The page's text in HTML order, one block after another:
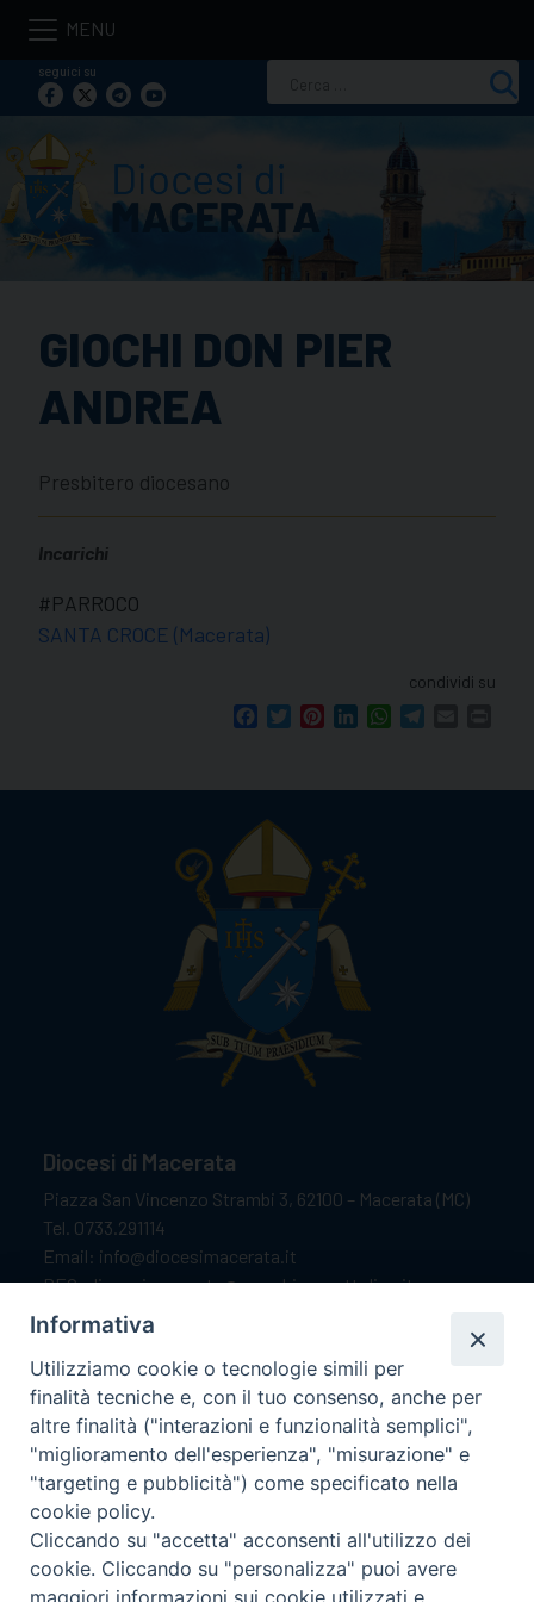
Skip
contentseguici su
per:
GIOCHI DON PIER
ANDREA
Presbitero diocesano
Incarichi
#PARROCO
SANTA CROCE (Macerata)
condividi su
FacebookTwitterPinterestLinkedInWhatsApp
Diocesi di Macerata
Piazza San Vincenzo Strambi 3, 62100 – Macerata (MC)
Tel. 0733.291114
Email: info@diocesimacerata.it
PEC: diocesimacerata@pec.chiesacattolica.it
Comunicazioni urgenti WhatsApp:
Orari di apertura
Dal lunedì al sabato dalle 9.30 alle 12.00.
Il pomeriggio solo su appuntamento.
seguici su
Informativa
Utilizziamo cookie o tecnologie simili per
finalità tecniche e, con il tuo consenso, anche per
altre finalità ("interazioni e funzionalità semplici",
"miglioramento dell'esperienza", "misurazione" e
"targeting e pubblicità") come specificato nella
cookie policy.
Cliccando su "accetta" acconsenti all'utilizzo dei
cookie. Cliccando su "personalizza" puoi avere